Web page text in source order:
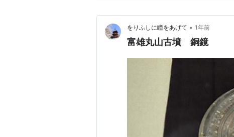
をりふしに瞳をあげて • 1年前
富雄丸山古墳 銅鏡